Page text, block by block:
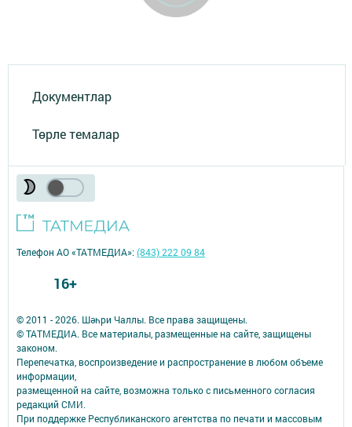
Документлар
Төрле темалар
© 2011 - 2026. Шәһри Чаллы. Все права защищены.
© ТАТМЕДИА. Все материалы, размещенные на сайте, защищены
законом.
Перепечатка, воспроизведение и распространение в любом объеме
информации,
размещенной на сайте, возможна только с письменного согласия
редакций СМИ.
При поддержке Республиканского агентства по печати и массовым
Телефон АО «ТАТМЕДИА»:(843) 222 09 84
16+